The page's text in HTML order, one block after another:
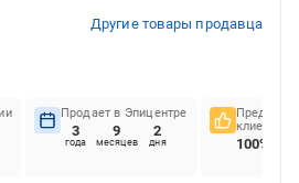
Другие товары продавца
Продает в Эпицентре
3
года
9
месяцев
2
дня
клиентов
100%